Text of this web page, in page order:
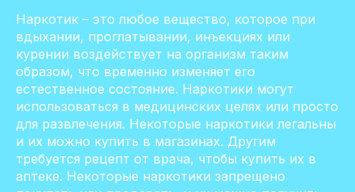
Наркотик – это любое вещество, которое при
вдыхании, проглатывании, инъекциях или
курении воздействует на организм таким
образом, что временно изменяет его
естественное состояние. Наркотики могут
использоваться в медицинских целях или просто
для развлечения. Некоторые наркотики легальны
и их можно купить в магазинах. Другим
требуется рецепт от врача, чтобы купить их в
аптеке. Некоторые наркотики запрещено